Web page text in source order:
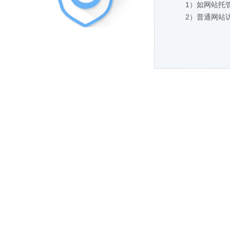
1）如网站托
2）普通网站